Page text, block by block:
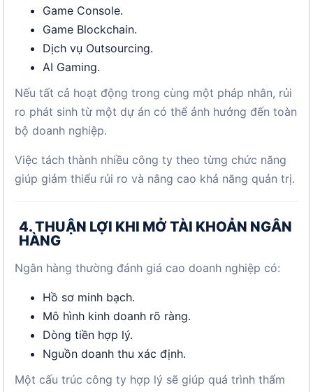
Game Console.
Game Blockchain.
Dịch vụ Outsourcing.
AI Gaming.
Nếu tất cả hoạt động trong cùng một pháp nhân, rủi
ro phát sinh từ một dự án có thể ảnh hưởng đến toàn
bộ doanh nghiệp.
Việc tách thành nhiều công ty theo từng chức năng
giúp giảm thiểu rủi ro và nâng cao khả năng quản trị.
4. THUẬN LỢI KHI MỞ TÀI KHOẢN NGÂN
HÀNG
Ngân hàng thường đánh giá cao doanh nghiệp có:
Hồ sơ minh bạch.
Mô hình kinh doanh rõ ràng.
Dòng tiền hợp lý.
Nguồn doanh thu xác định.
Một cấu trúc công ty hợp lý sẽ giúp quá trình thẩm